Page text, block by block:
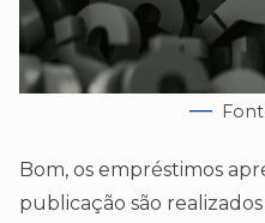
Bom, os empréstimos
publicação são